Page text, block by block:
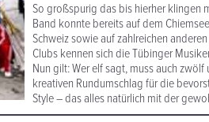
So großspurig das bis hierher klingen
Band konnte bereits auf dem
Schweiz sowie auf zahlreichen
Clubs kennen sich die Tübinger
Nun gilt: Wer elf sagt, muss auch
kreativen Rundumschlag für die
Style – das alles natürlich mit der